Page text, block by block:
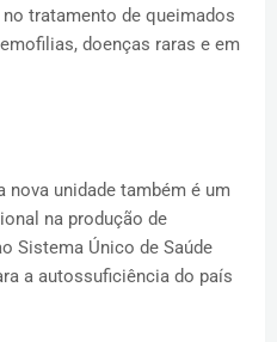
tratamento de queimados
doenças raras e em
nova unidade também é um
na produção de
Sistema Único de Saúde
a autossuficiência do país